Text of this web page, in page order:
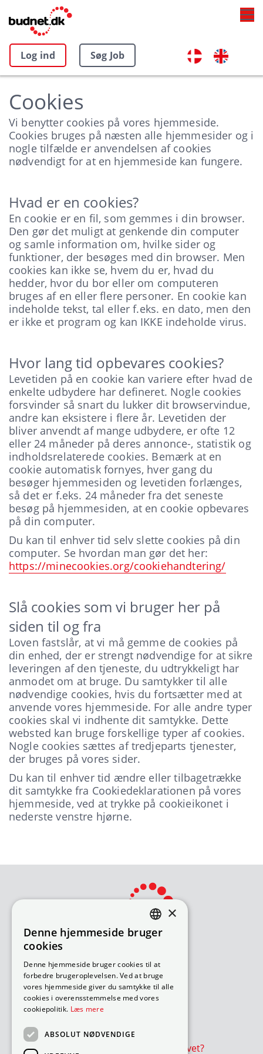
Log ind Søg Job
Cookies
Vi benytter cookies på vores hjemmeside.
Cookies bruges på næsten alle hjemmesider og i
nogle tilfælde er anvendelsen af cookies
nødvendigt for at en hjemmeside kan fungere.
Hvad er en cookies?
En cookie er en fil, som gemmes i din browser.
Den gør det muligt at genkende din computer
og samle information om, hvilke sider og
funktioner, der besøges med din browser. Men
cookies kan ikke se, hvem du er, hvad du
hedder, hvor du bor eller om computeren
bruges af en eller flere personer. En cookie kan
indeholde tekst, tal eller f.eks. en dato, men den
er ikke et program og kan IKKE indeholde virus.
Hvor lang tid opbevares cookies?
Levetiden på en cookie kan variere efter hvad de
enkelte udbydere har defineret. Nogle cookies
forsvinder så snart du lukker dit browservindue,
andre kan eksistere i flere år. Levetiden der
bliver anvendt af mange udbydere, er ofte 12
eller 24 måneder på deres annonce-, statistik og
indholdsrelaterede cookies. Bemærk at en
cookie automatisk fornyes, hver gang du
besøger hjemmesiden og levetiden forlænges,
så det er f.eks. 24 måneder fra det seneste
besøg på hjemmesiden, at en cookie opbevares
på din computer.
Du kan til enhver tid selv slette cookies på din
computer. Se hvordan man gør det her:
https://minecookies.org/cookiehandtering/
Slå cookies som vi bruger her på
siden til og fra
Loven fastslår, at vi må gemme de cookies på
din enhed, der er strengt nødvendige for at sikre
leveringen af den tjeneste, du udtrykkeligt har
anmodet om at bruge. Du samtykker til alle
nødvendige cookies, hvis du fortsætter med at
anvende vores hjemmeside. For alle andre typer
cookies skal vi indhente dit samtykke. Dette
websted kan bruge forskellige typer af cookies.
Nogle cookies sættes af tredjeparts tjenester,
der bruges på vores sider.
Du kan til enhver tid ændre eller tilbagetrække
dit samtykke fra Cookiedeklarationen på vores
hjemmeside, ved at trykke på cookieikonet i
nederste venstre hjørne.
Bliv avisomdeler
Sådan søger du job
Ledige ruter – under 18 år
Ledige ruter – over 18 år
Værd at vide
Er avisen eller reklamer udeblevet?
DANISH
×
Denne hjemmeside bruger
cookies
Denne hjemmeside bruger cookies til at
forbedre brugeroplevelsen. Ved at bruge
vores hjemmeside giver du samtykke til alle
cookies i overensstemmelse med vores
cookiepolitik. Læs mere
ABSOLUT NØDVENDIGE